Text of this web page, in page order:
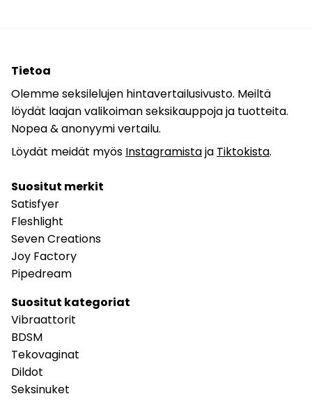
Tietoa
Olemme seksilelujen hintavertailusivusto. Meiltä
löydät laajan valikoiman seksikauppoja ja tuotteita.
Nopea & anonyymi vertailu.
Löydät meidät myös Instagramistaja Tiktokista.
Suositut merkit
Satisfyer
Fleshlight
Seven Creations
Joy Factory
Pipedream
Suositut kategoriat
Vibraattorit
BDSM
Tekovaginat
Dildot
Seksinuket